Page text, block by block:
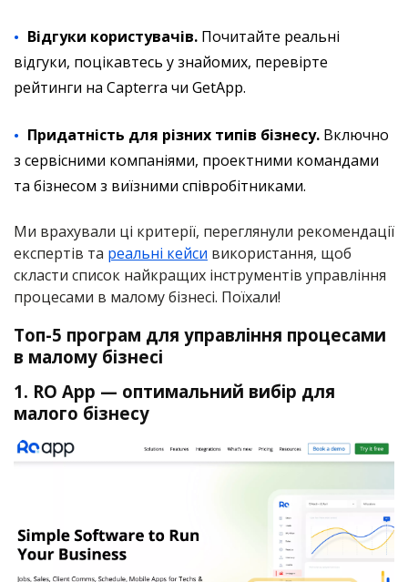
Відгуки користувачів. Почитайте реальні
відгуки, поцікавтесь у знайомих, перевірте
рейтинги на Capterra чи GetApp.
Придатність для різних типів бізнесу. Включно
з сервісними компаніями, проектними командами
та бізнесом з виїзними співробітниками.
Ми врахували ці критерії, переглянули рекомендації
експертів та реальні кейси використання, щоб
скласти список найкращих інструментів управління
процесами в малому бізнесі. Поїхали!
Топ-5 програм для управління процесами
в малому бізнесі
1. RO App — оптимальний вибір для
малого бізнесу